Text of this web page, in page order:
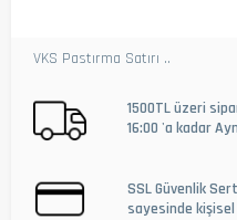
VKS Pastırma Satırı ..
1500TL üzeri
16:00 'a kadar
SSL Güvenlik
sayesinde